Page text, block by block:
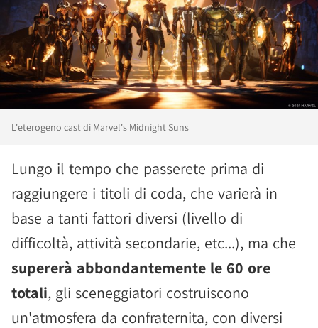
L'eterogeno cast di Marvel's Midnight Suns
Lungo il tempo che passerete prima di
raggiungere i titoli di coda, che varierà in
base a tanti fattori diversi (livello di
difficoltà, attività secondarie, etc...), ma che
supererà abbondantemente le 60 ore
totali, gli sceneggiatori costruiscono
un'atmosfera da confraternita, con diversi